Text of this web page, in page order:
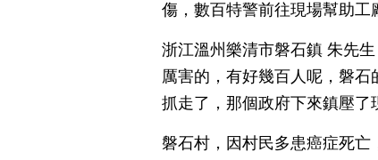
傷，數百特警前往現場幫助工
浙江溫州樂清市磐石鎮 朱先
厲害的，有好幾百人呢，磐
抓走了，那個政府下來鎮壓了
磐石村，因村民多患癌症死